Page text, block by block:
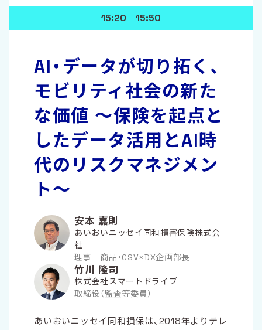
15:20 15:50
AI・データが切り拓く、
モビリティ社会の新た
な価値 ～保険を起点と
したデータ活用とAI時
代のリスクマネジメン
ト～
安本 嘉則
あいおいニッセイ同和損害保険株式会
社
理事 商品・CSV×DX企画部長
竹川 隆司
株式会社スマートドライブ
取締役（監査等委員）
あいおいニッセイ同和損保は、2018年よりテレ